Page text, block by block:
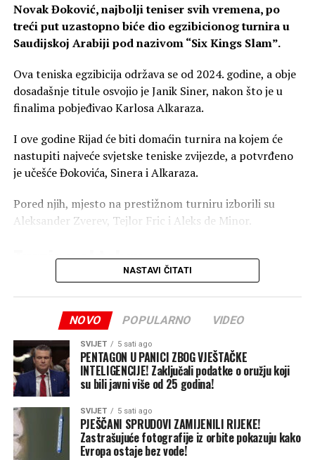
Novak Đoković, najbolji teniser svih vremena, po
treći put uzastopno biće dio egzibicionog turnira u
Saudijskoj Arabiji pod nazivom “Six Kings Slam”.
Ova teniska egzibicija održava se od 2024. godine, a obje
dosadašnje titule osvojio je Janik Siner, nakon što je u
finalima pobjeđivao Karlosa Alkaraza.
I ove godine Rijad će biti domaćin turnira na kojem će
nastupiti najveće svjetske teniske zvijezde, a potvrđeno
je učešće Đokovića, Sinera i Alkaraza.
Pored njih, mjesto na prestižnom turniru izborili su
Aleksander Zverev, Tejlor Fric i Aleks de Minor.
Turnir u oktobru
“Six Kings Slam” biće održan 21, 22. i 24. oktobra ove
Novak je na društvenim mrežama potvrdio svoje učešće i
najavio spektakl koji će prenositiNetflix.
NASTAVI ČITATI
NOVO POPULARNO VIDEO
SVIJET 5 sati ago
PENTAGON U PANICI ZBOG VJEŠTAČKE
INTELIGENCIJE! Zaključali podatke o oružju koji
su bili javni više od 25 godina!
SVIJET 5 sati ago
PJEŠČANI SPRUDOVI ZAMIJENILI RIJEKE!
Zastrašujuće fotografije iz orbite pokazuju kako
Evropa ostaje bez vode!